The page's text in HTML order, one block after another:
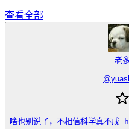
查看全部
老
@
啥也别说了，不相信科学真